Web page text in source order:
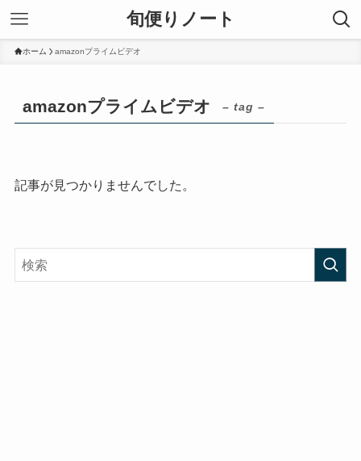
旬便りノート
ホーム amazonプライムビデオ
amazonプライムビデオ – tag –
記事が見つかりませんでした。